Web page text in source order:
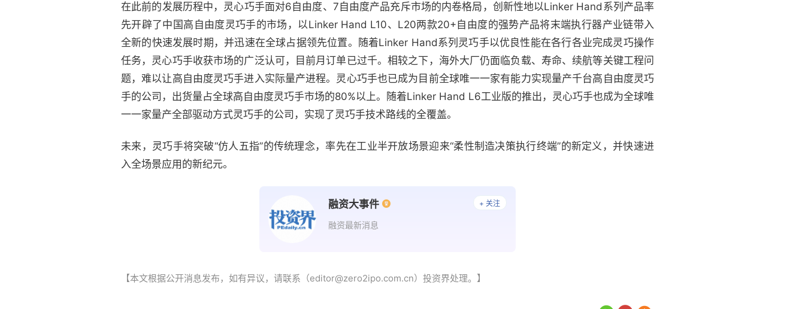
在此前的发展历程中，灵心巧手面对6自由度、7自由度产品充斥市场的内卷格局，创新性地以Linker Hand系列产品率
先开辟了中国高自由度灵巧手的市场，以Linker Hand L10、L20两款20+自由度的强势产品将末端执行器产业链带入
全新的快速发展时期，并迅速在全球占据领先位置。随着Linker Hand系列灵巧手以优良性能在各行各业完成灵巧操作
任务，灵心巧手收获市场的广泛认可，目前月订单已过千。相较之下，海外大厂仍面临负载、寿命、续航等关键工程问
题，难以让高自由度灵巧手进入实际量产进程。灵心巧手也已成为目前全球唯一一家有能力实现量产千台高自由度灵巧
手的公司，出货量占全球高自由度灵巧手市场的80%以上。随着Linker Hand L6工业版的推出，灵心巧手也成为全球唯
一一家量产全部驱动方式灵巧手的公司，实现了灵巧手技术路线的全覆盖。
未来，灵巧手将突破“仿人五指”的传统理念，率先在工业半开放场景迎来“柔性制造决策执行终端”的新定义，并快速进
入全场景应用的新纪元。
融资大事件
融资最新消息
+ 关注
【本文根据公开消息发布，如有异议，请联系（editor@zero2ipo.com.cn）投资界处理。】